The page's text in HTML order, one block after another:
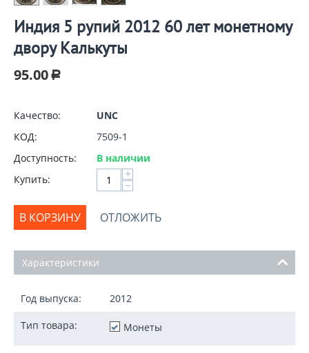
Индия 5 рупий 2012 60 лет монетному
двору Калькуты
95.00 Р
Качество:
UNC
КОД:
7509-1
Доступность:
В наличии
Купить:
+
−
В КОРЗИНУ ОТЛОЖИТЬ
Характеристики
Год выпуска: 2012
Тип товара: Монеты